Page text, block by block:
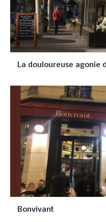
La douloureuse agonie
Bonvivant